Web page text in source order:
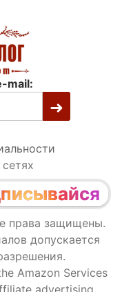
mail:
права защищены.
допускается
Amazon Services
advertising